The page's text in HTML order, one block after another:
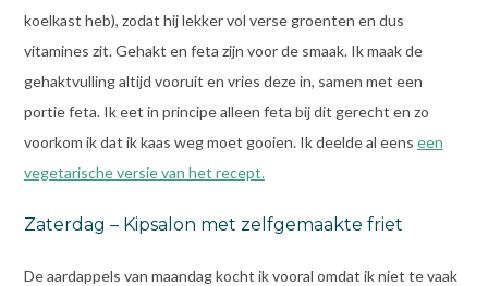
koelkast heb), zodat hij lekker vol verse groenten en dus
vitamines zit. Gehakt en feta zijn voor de smaak. Ik maak de
gehaktvulling altijd vooruit en vries deze in, samen met een
portie feta. Ik eet in principe alleen feta bij dit gerecht en zo
voorkom ik dat ik kaas weg moet gooien. Ik deelde al eens een
vegetarische versie van het recept.
Zaterdag – Kipsalon met zelfgemaakte friet
De aardappels van maandag kocht ik vooral omdat ik niet te vaak